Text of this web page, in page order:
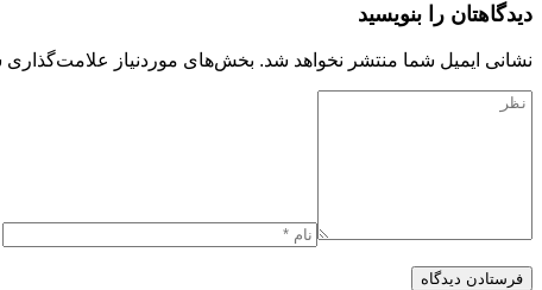
دیدگاهتان را بنویسید
نشانی ایمیل شما منتشر نخواهد شد. بخش‌های موردنیاز علامت‌گذاری